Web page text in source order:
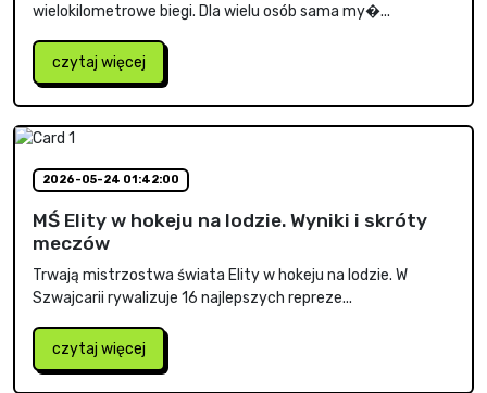
wielokilometrowe biegi. Dla wielu osób sama my�...
czytaj więcej
2026-05-24 01:42:00
MŚ Elity w hokeju na lodzie. Wyniki i skróty
meczów
Trwają mistrzostwa świata Elity w hokeju na lodzie. W
Szwajcarii rywalizuje 16 najlepszych repreze...
czytaj więcej